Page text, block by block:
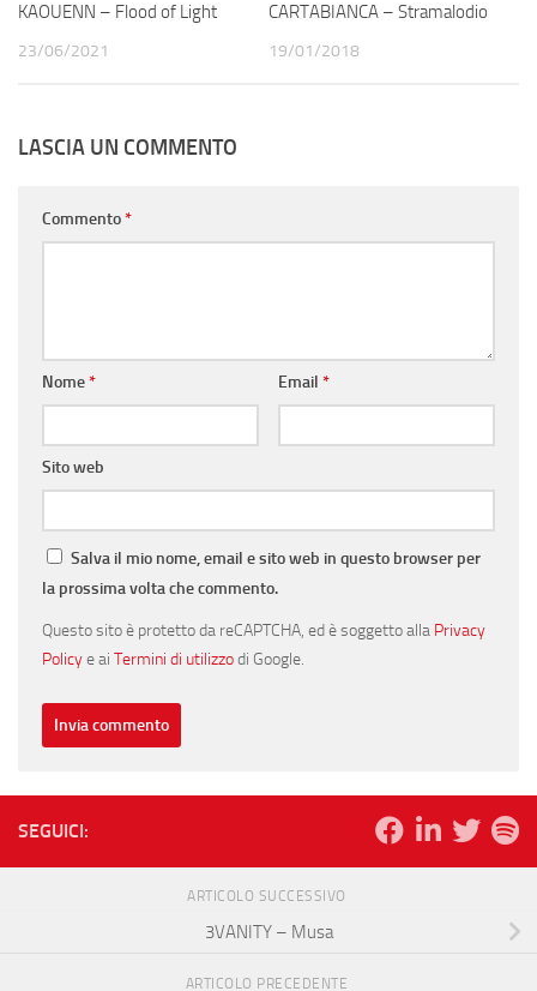
KAOUENN – Flood of Light
23/06/2021
CARTABIANCA – Stramalodio
19/01/2018
LASCIA UN COMMENTO
Commento*
Nome* Email *
Sito web
Salva il mio nome, email e sito web in questo browser per
la prossima volta che commento.
Questo sito è protetto da reCAPTCHA, ed è soggetto alla Privacy
Policye ai Termini di utilizzodi Google.
SEGUICI:
ARTICOLO SUCCESSIVO
3VANITY – Musa
ARTICOLO PRECEDENTE